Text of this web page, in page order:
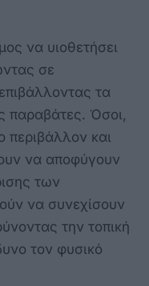
να υιοθετήσει
σε
τα
παραβάτες. Όσοι,
περιβάλλον και
να αποφύγουν
των
να συνεχίσουν
την τοπική
τον φυσικό